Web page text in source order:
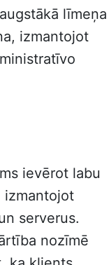
līmeņa
izmantojot
ievērot labu
izmantojot
serverus.
nozīmē